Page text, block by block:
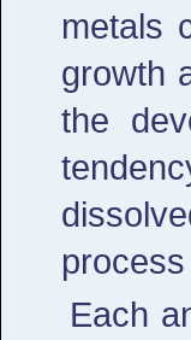
metals
growth
the
Each